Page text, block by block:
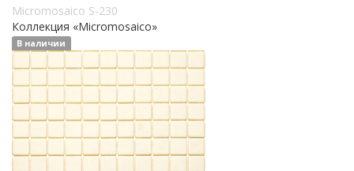
Micromosaico S-230
Коллекция «Micromosaico»
В наличии